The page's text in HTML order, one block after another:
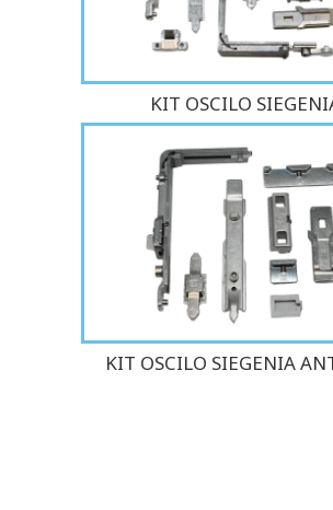
KIT OSCILO
KIT OSCILO SIEGENIA